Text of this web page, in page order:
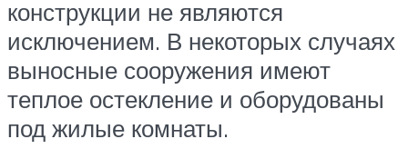
конструкции не являются
исключением. В некоторых случаях
выносные сооружения имеют
теплое остекление и оборудованы
под жилые комнаты.